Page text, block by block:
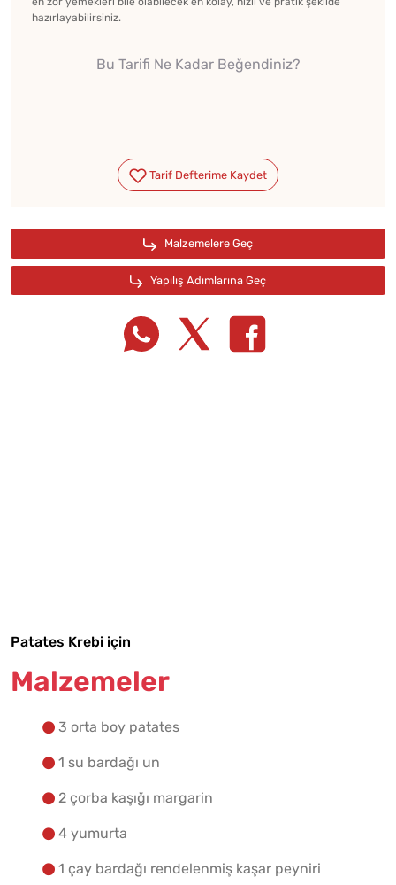
hazırlayabilirsiniz.
Bu Tarifi Ne Kadar Beğendiniz?
Patates Krebi için
Malzemeler
3 orta boy patates
1 su bardağı un
2 çorba kaşığı margarin
4 yumurta
1 çay bardağı rendelenmiş kaşar peyniri